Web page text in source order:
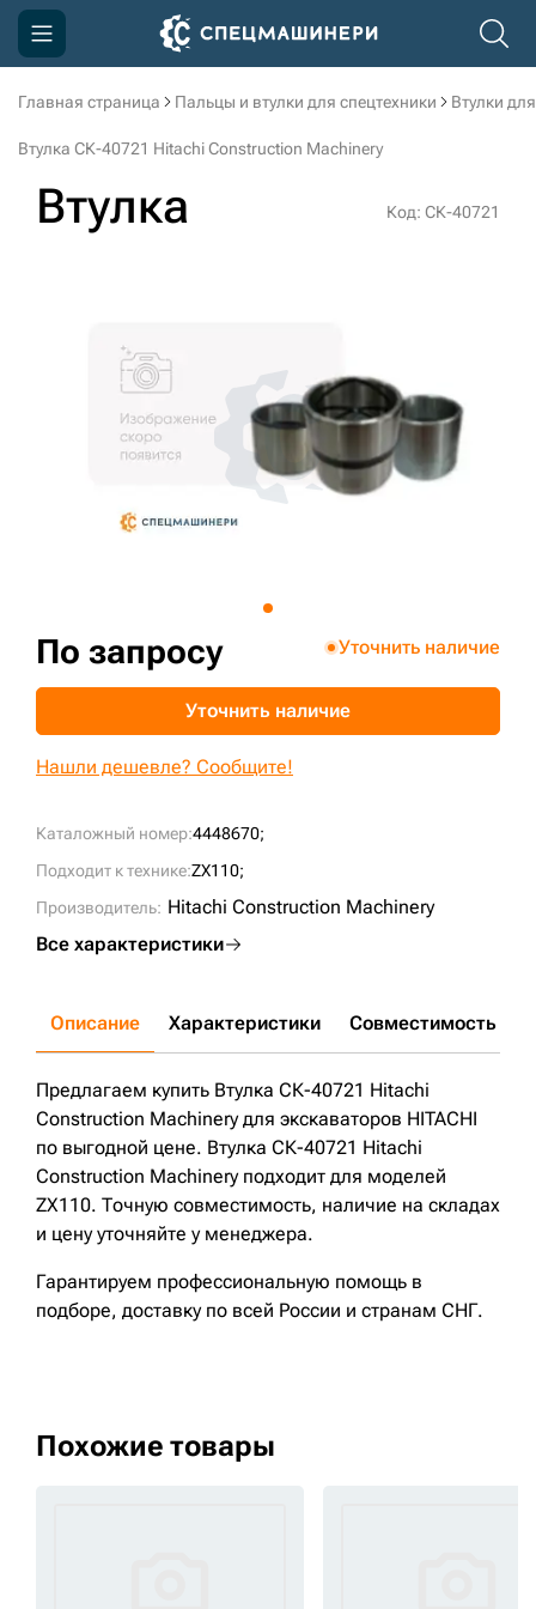
Главная страница Пальцы и втулки для спецтехники Втулки
Втулка СК-40721 Hitachi Construction Machinery
Втулка Код: СК-40721
Каталожный номер:4448670;
Подходит к технике:ZX110;
Производитель: Hitachi Construction Machinery
Все характеристики
По запросу Уточнить наличие
Уточнить наличие
Нашли дешевле? Сообщите!
Описание Характеристики Совместимость
Предлагаем купить Втулка СК-40721 Hitachi
Construction Machinery для экскаваторов HITACHI
по выгодной цене. Втулка СК-40721 Hitachi
Construction Machinery подходит для моделей
ZX110. Точную совместимость, наличие на складах
и цену уточняйте у менеджера.
Гарантируем профессиональную помощь в
подборе, доставку по всей России и странам СНГ.
Похожие товары
Компания
Доставка и оплата
3D тур по производству
3D тур по складам
sksale@skdst.ru